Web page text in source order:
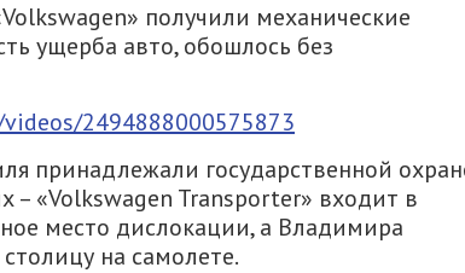
получили механические
ущерба авто, обошлось без
2494888000575873
принадлежали государственной
– «Volkswagen Transporter» входит в
место дислокации, а Владимира
на самолете.